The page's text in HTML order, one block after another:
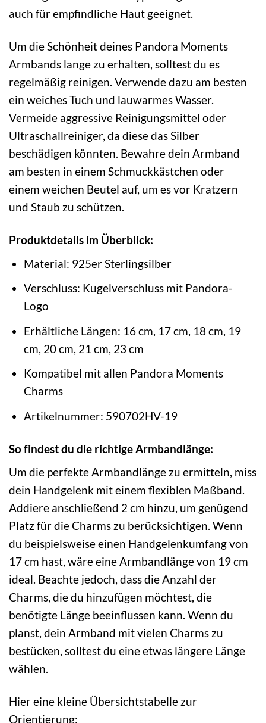
auch für empfindliche Haut geeignet.
Um die Schönheit deines Pandora Moments
Armbands lange zu erhalten, solltest du es
regelmäßig reinigen. Verwende dazu am besten
ein weiches Tuch und lauwarmes Wasser.
Vermeide aggressive Reinigungsmittel oder
Ultraschallreiniger, da diese das Silber
beschädigen könnten. Bewahre dein Armband
am besten in einem Schmuckkästchen oder
einem weichen Beutel auf, um es vor Kratzern
und Staub zu schützen.
Produktdetails im Überblick:
Material: 925er Sterlingsilber
Verschluss: Kugelverschluss mit Pandora-
Logo
Erhältliche Längen: 16 cm, 17 cm, 18 cm, 19
cm, 20 cm, 21 cm, 23 cm
Kompatibel mit allen Pandora Moments
Charms
Artikelnummer: 590702HV-19
So findest du die richtige Armbandlänge:
Um die perfekte Armbandlänge zu ermitteln, miss
dein Handgelenk mit einem flexiblen Maßband.
Addiere anschließend 2 cm hinzu, um genügend
Platz für die Charms zu berücksichtigen. Wenn
du beispielsweise einen Handgelenkumfang von
17 cm hast, wäre eine Armbandlänge von 19 cm
ideal. Beachte jedoch, dass die Anzahl der
Charms, die du hinzufügen möchtest, die
benötigte Länge beeinflussen kann. Wenn du
planst, dein Armband mit vielen Charms zu
bestücken, solltest du eine etwas längere Länge
wählen.
Hier eine kleine Übersichtstabelle zur
Orientierung: